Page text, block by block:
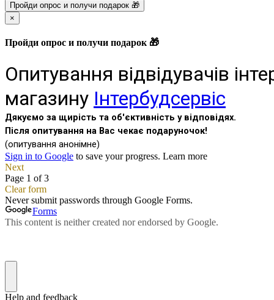
Пройди опрос и получи подарок 🎁
×
Пройди опрос и получи подарок 🎁